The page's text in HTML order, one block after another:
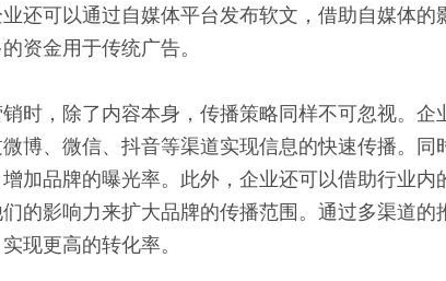
还可以通过自媒体平台发布软文，借助自媒体的
资金用于传统广告。
时，除了内容本身，传播策略同样不可忽视。企
博、微信、抖音等渠道实现信息的快速传播。同
加品牌的曝光率。此外，企业还可以借助行业内
的影响力来扩大品牌的传播范围。通过多渠道的
现更高的转化率。